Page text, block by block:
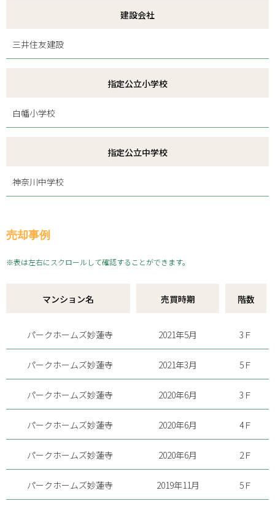
建設会社
三井住友建設
指定公立小学校
白幡小学校
指定公立中学校
神奈川中学校
売却事例
※表は左右にスクロールして確認することができます。
マンション名 売買時期 階数
パークホームズ妙蓮寺 2021年5月 3Ｆ
パークホームズ妙蓮寺 2021年3月 5Ｆ
パークホームズ妙蓮寺 2020年6月 3Ｆ
パークホームズ妙蓮寺 2020年6月 4Ｆ
パークホームズ妙蓮寺 2020年6月 2Ｆ
パークホームズ妙蓮寺 2019年11月 5Ｆ